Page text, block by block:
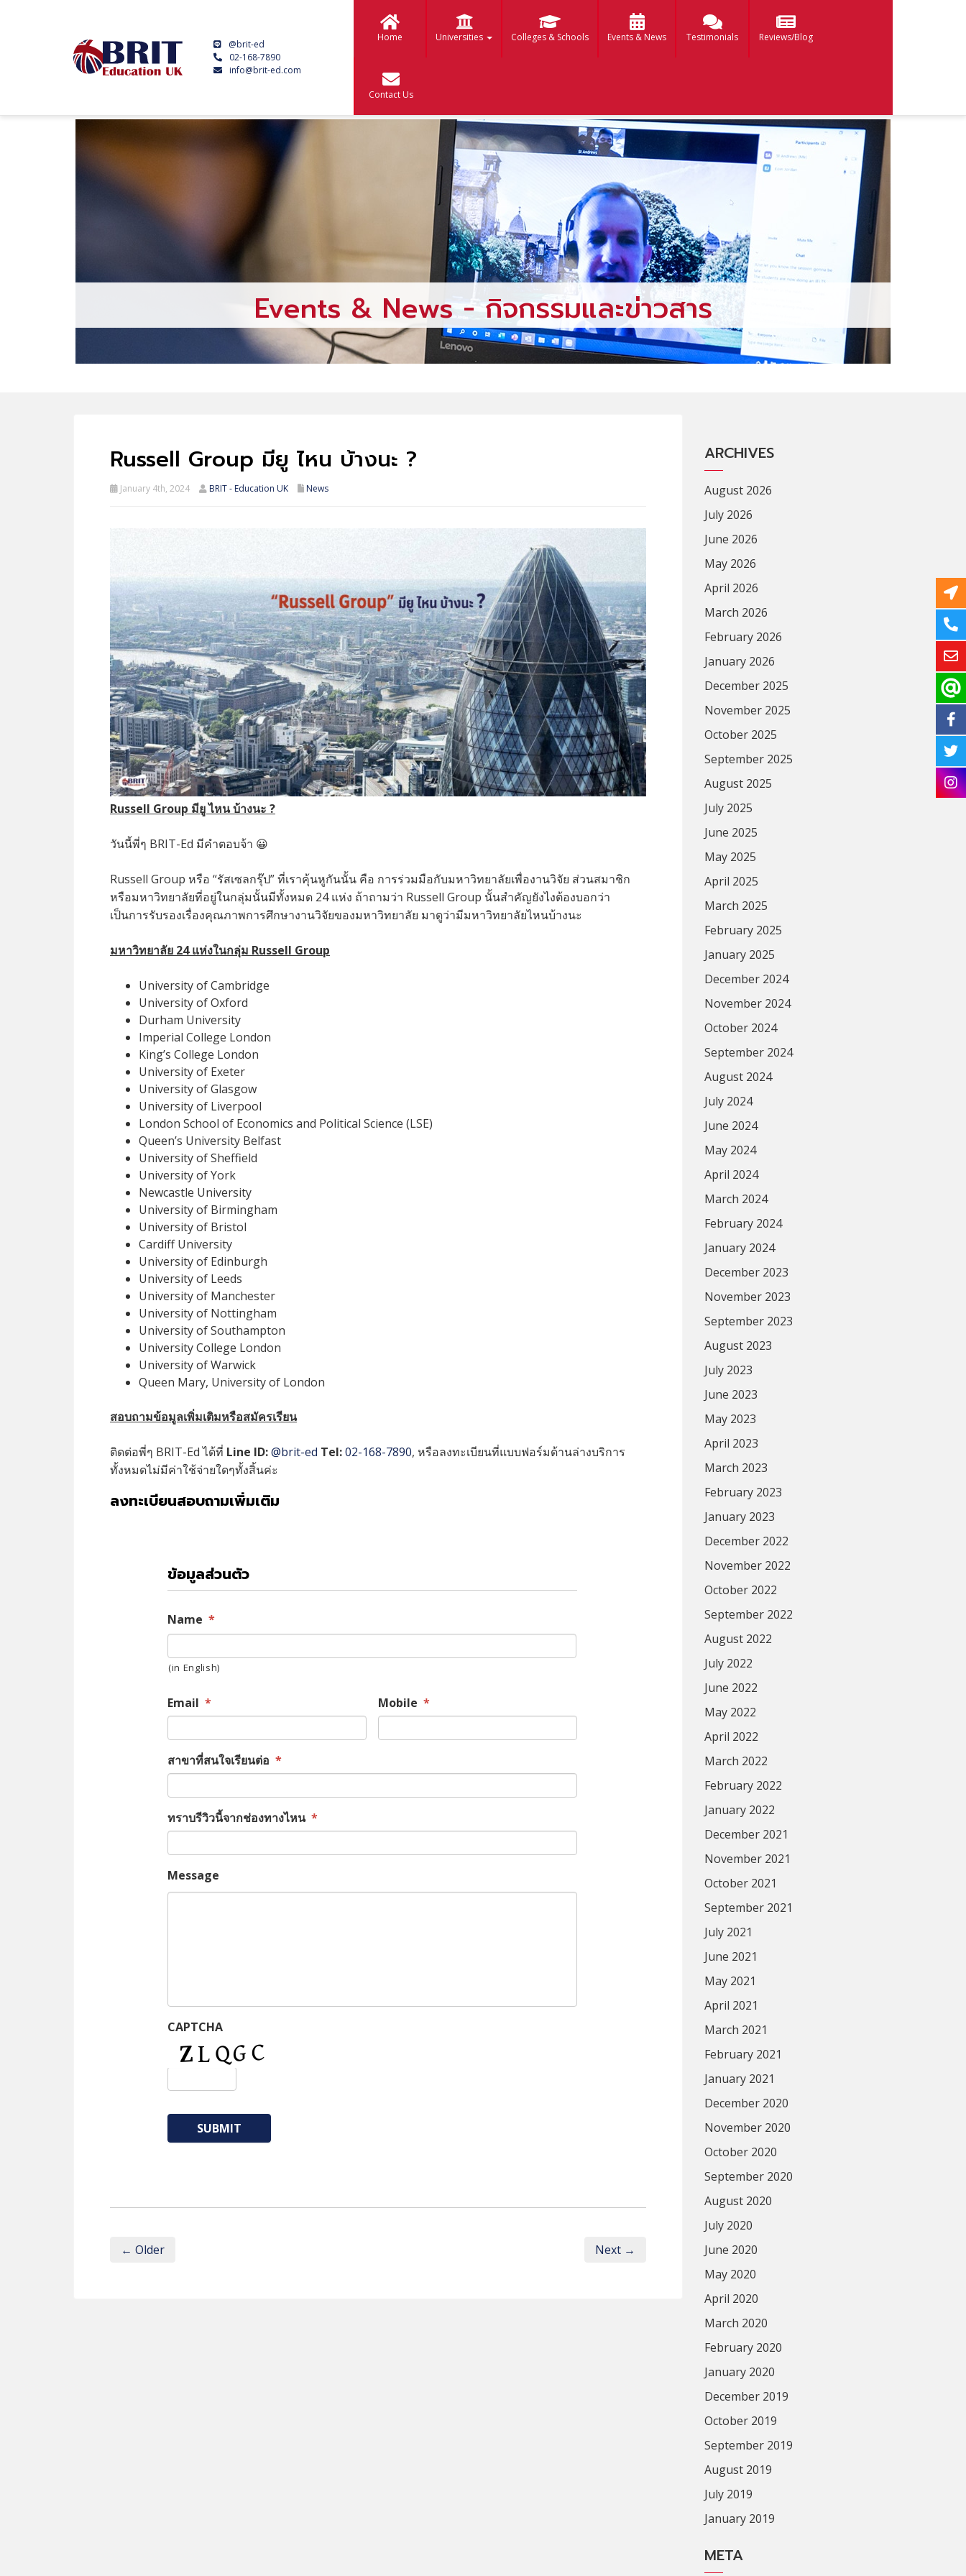
@brit-ed
02-168-7890
info@brit-ed.com
Home Universities Colleges & Schools Events & News Testimonials Reviews/Blog
Contact Us
Events & News - กิจกรรมและข่าวสาร
Russell Group มียู ไหน บ้างนะ ?
January 4th, 2024 BRIT - Education UK News
Russell Group มียู ไหน บ้างนะ ?
วันนี้พี่ๆ BRIT-Ed มีคำตอบจ้า 😀
Russell Group หรือ “รัสเซลกรุ๊ป” ที่เราคุ้นหูกันนั้น คือ การร่วมมือกับมหาวิทยาลัยเพื่องานวิจัย ส่วนสมาชิก
หรือมหาวิทยาลัยที่อยู่ในกลุ่มนั้นมีทั้งหมด 24 แห่ง ถ้าถามว่า Russell Group นั้นสำคัญยังไงต้องบอกว่า
เป็นการรับรองเรื่องคุณภาพการศึกษางานวิจัยของมหาวิทยาลัย มาดูว่ามีมหาวิทยาลัยไหนบ้างนะ
มหาวิทยาลัย 24 แห่งในกลุ่ม Russell Group
University of Cambridge
University of Oxford
Durham University
Imperial College London
King’s College London
University of Exeter
University of Glasgow
University of Liverpool
London School of Economics and Political Science (LSE)
Queen’s University Belfast
University of Sheffield
University of York
Newcastle University
University of Birmingham
University of Bristol
Cardiff University
University of Edinburgh
University of Leeds
University of Manchester
University of Nottingham
University of Southampton
University College London
University of Warwick
Queen Mary, University of London
สอบถามข้อมูลเพิ่มเติมหรือสมัครเรียน
ติดต่อพี่ๆ BRIT-Ed ได้ที่ Line ID:@brit-ed Tel:02-168-7890, หรือลงทะเบียนที่แบบฟอร์มด้านล่างบริการ
ทั้งหมดไม่มีค่าใช้จ่ายใดๆทั้งสิ้นค่ะ
ลงทะเบียนสอบถามเพิ่มเติม
ข้อมูลส่วนตัว
Name *
(in English)
Email * Mobile *
สาขาที่สนใจเรียนต่อ *
ทราบรีวิวนี้จากช่องทางไหน *
Message
CAPTCHA
← Older Next →
ARCHIVES
August 2026
July 2026
June 2026
May 2026
April 2026
March 2026
February 2026
January 2026
December 2025
November 2025
October 2025
September 2025
August 2025
July 2025
June 2025
May 2025
April 2025
March 2025
February 2025
January 2025
December 2024
November 2024
October 2024
September 2024
August 2024
July 2024
June 2024
May 2024
April 2024
March 2024
February 2024
January 2024
December 2023
November 2023
September 2023
August 2023
July 2023
June 2023
May 2023
April 2023
March 2023
February 2023
January 2023
December 2022
November 2022
October 2022
September 2022
August 2022
July 2022
June 2022
May 2022
April 2022
March 2022
February 2022
January 2022
December 2021
November 2021
October 2021
September 2021
July 2021
June 2021
May 2021
April 2021
March 2021
February 2021
January 2021
December 2020
November 2020
October 2020
September 2020
August 2020
July 2020
June 2020
May 2020
April 2020
March 2020
February 2020
January 2020
December 2019
October 2019
September 2019
August 2019
July 2019
January 2019
META